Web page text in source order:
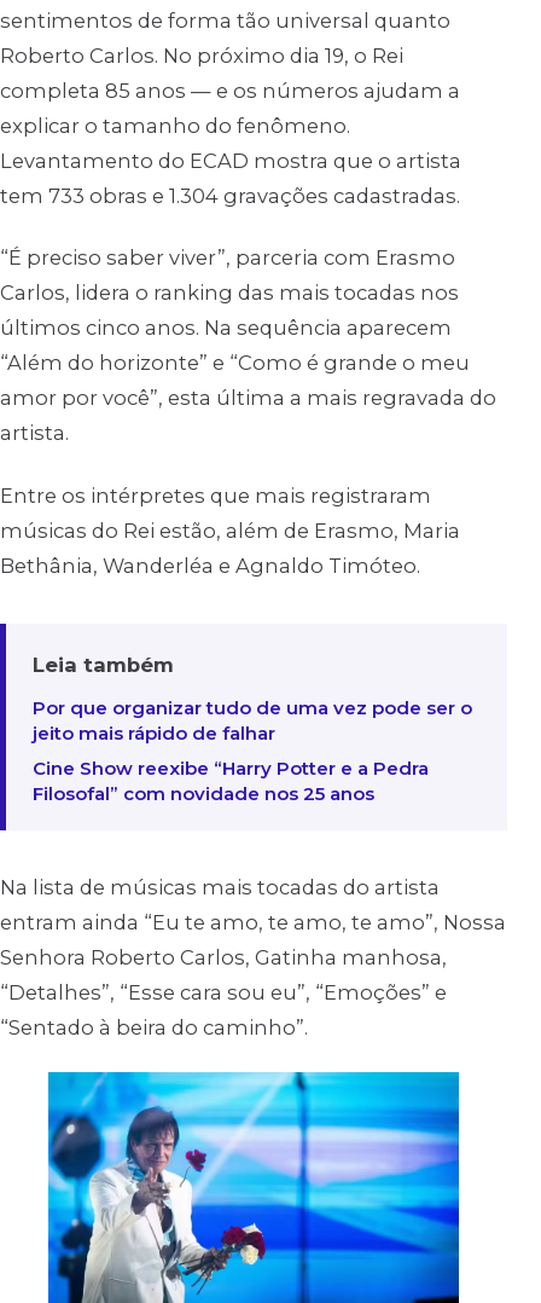
sentimentos de forma tão universal quanto
Roberto Carlos. No próximo dia 19, o Rei
completa 85 anos — e os números ajudam a
explicar o tamanho do fenômeno.
Levantamento do ECAD mostra que o artista
tem 733 obras e 1.304 gravações cadastradas.
“É preciso saber viver”, parceria com Erasmo
Carlos, lidera o ranking das mais tocadas nos
últimos cinco anos. Na sequência aparecem
“Além do horizonte” e “Como é grande o meu
amor por você”, esta última a mais regravada do
artista.
Entre os intérpretes que mais registraram
músicas do Rei estão, além de Erasmo, Maria
Bethânia, Wanderléa e Agnaldo Timóteo.
Leia também
Por que organizar tudo de uma vez pode ser o
jeito mais rápido de falhar
Cine Show reexibe “Harry Potter e a Pedra
Filosofal” com novidade nos 25 anos
Na lista de músicas mais tocadas do artista
entram ainda “Eu te amo, te amo, te amo”, Nossa
Senhora Roberto Carlos, Gatinha manhosa,
“Detalhes”, “Esse cara sou eu”, “Emoções” e
“Sentado à beira do caminho”.